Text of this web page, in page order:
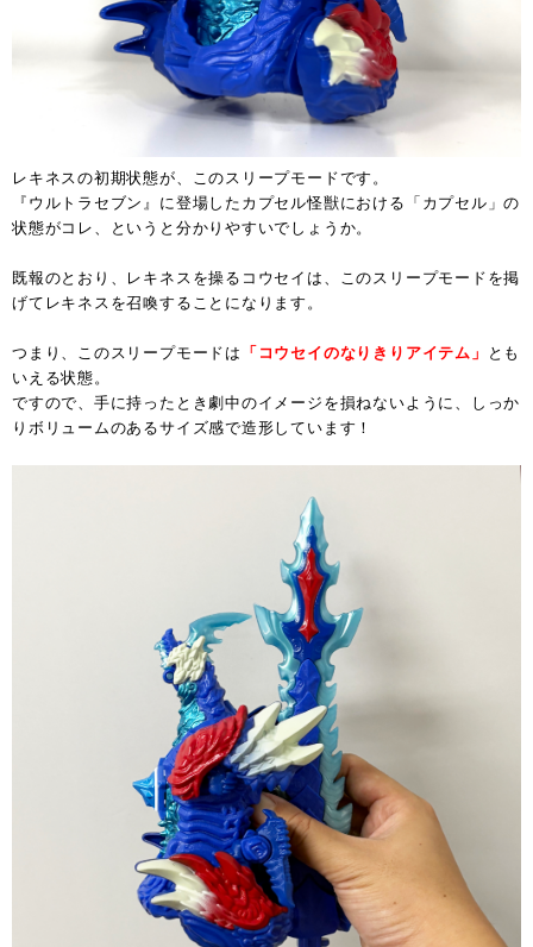
レキネスの初期状態が、このスリープモードです。
『ウルトラセブン』に登場したカプセル怪獣における「カプセル」の
状態がコレ、というと分かりやすいでしょうか。
既報のとおり、レキネスを操るコウセイは、このスリープモードを掲
げてレキネスを召喚することになります。
つまり、このスリープモードは 「コウセイのなりきりアイテム」
とも
いえる状態。
ですので、手に持ったとき劇中のイメージを損ねないように、しっか
りボリュームのあるサイズ感で造形しています！